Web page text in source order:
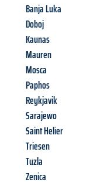
Banja Luka
Doboj
Kaunas
Mauren
Mosca
Paphos
Reykjavik
Sarajewo
Saint Helier
Triesen
Tuzla
Zenica